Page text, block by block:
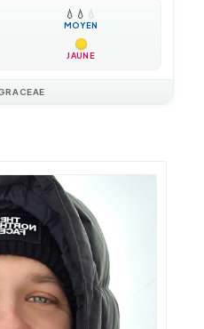
💧 💧 💧
MOYEN
JAUNE